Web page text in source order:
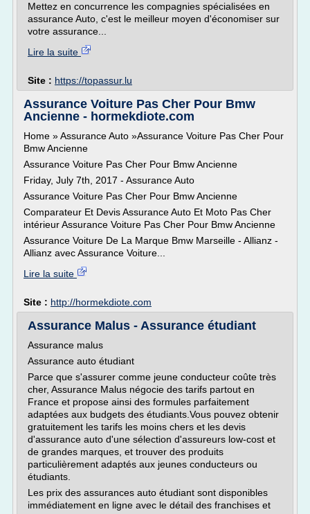
Mettez en concurrence les compagnies spécialisées en
assurance Auto, c'est le meilleur moyen d'économiser sur
votre assurance...
Lire la suite
Site : https://topassur.lu
Assurance Voiture Pas Cher Pour Bmw
Ancienne - hormekdiote.com
Home » Assurance Auto »Assurance Voiture Pas Cher Pour
Bmw Ancienne
Assurance Voiture Pas Cher Pour Bmw Ancienne
Friday, July 7th, 2017 - Assurance Auto
Assurance Voiture Pas Cher Pour Bmw Ancienne
Comparateur Et Devis Assurance Auto Et Moto Pas Cher
intérieur Assurance Voiture Pas Cher Pour Bmw Ancienne
Assurance Voiture De La Marque Bmw Marseille - Allianz -
Allianz avec Assurance Voiture...
Lire la suite
Site : http://hormekdiote.com
Assurance Malus - Assurance étudiant
Assurance malus
Assurance auto étudiant
Parce que s'assurer comme jeune conducteur coûte très
cher, Assurance Malus négocie des tarifs partout en
France et propose ainsi des formules parfaitement
adaptées aux budgets des étudiants.Vous pouvez obtenir
gratuitement les tarifs les moins chers et les devis
d'assurance auto d'une sélection d'assureurs low-cost et
de grandes marques, et trouver des produits
particulièrement adaptés aux jeunes conducteurs ou
étudiants.
Les prix des assurances auto étudiant sont disponibles
immédiatement en ligne avec le détail des franchises et